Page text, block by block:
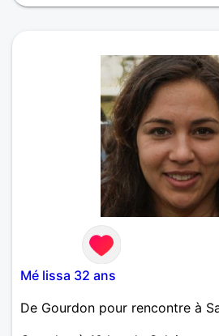
la suite !
Mé lissa 32 ans
De Gourdon pour rencontre à